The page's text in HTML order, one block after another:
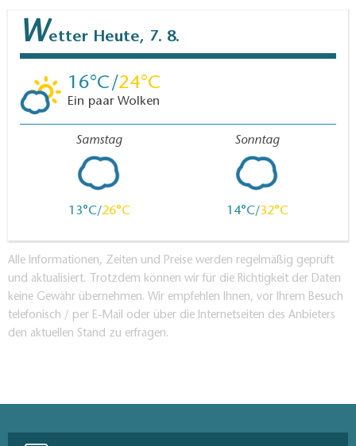
Wetter Heute, 7. 8.
16 24
Ein paar Wolken
Samstag
13 26
Sonntag
14 32
Alle Informationen, Zeiten und Preise werden regelmäßig geprüft
und aktualisiert. Trotzdem können wir für die Richtigkeit der Daten
keine Gewähr übernehmen. Wir empfehlen Ihnen, vor Ihrem Besuch
telefonisch / per E-Mail oder über die Internetseiten des Anbieters
den aktuellen Stand zu erfragen.